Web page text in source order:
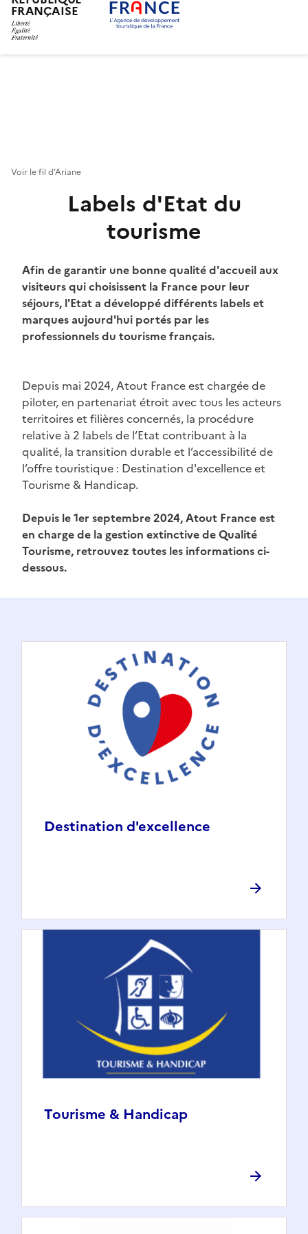
FRANÇAISE
Voir le fil d’Ariane
Labels d'Etat du
tourisme
Chapo
Afin de garantir une bonne qualité d'accueil aux
visiteurs qui choisissent la France pour leur
séjours, l'Etat a développé différents labels et
marques aujourd'hui portés par les
professionnels du tourisme français.
Paragraphs
contribution
Depuis mai 2024, Atout France est chargée de
piloter, en partenariat étroit avec tous les acteurs
territoires et filières concernés, la procédure
relative à 2 labels de l’Etat contribuant à la
qualité, la transition durable et l’accessibilité de
l’offre touristique : Destination d'excellence et
Tourisme & Handicap.
Depuis le 1er septembre 2024, Atout France est
en charge de la gestion extinctive de Qualité
Tourisme, retrouvez toutes les informations ci-
dessous.
Destination d'excellence
Tourisme & Handicap